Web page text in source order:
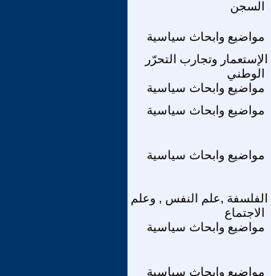
السجن
مواضيع وابحاث سياسية
الإستعمار وتجارب التحرّر
الوطني
مواضيع وابحاث سياسية
مواضيع وابحاث سياسية
مواضيع وابحاث سياسية
الفلسفة ,علم النفس , وعلم
الاجتماع
مواضيع وابحاث سياسية
مواضيع وابحاث سياسية